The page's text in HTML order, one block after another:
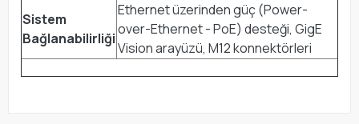
Sistem
Bağlanabilirliği
Ethernet üzerinden güç (Power-
over-Ethernet - PoE) desteği, GigE
Vision arayüzü, M12 konnektörleri